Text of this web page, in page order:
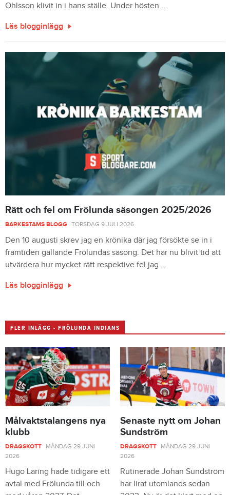
Ohlsson klivit in i hans ställe. Under hösten ...
Läs blogginlägg
Rätt och fel om Frölunda säsongen 2025/2026
BARKESTAMS BLOGG TORSDAG 9 JULI 2026
Den 10 augusti skrev jag en krönika där jag försökte se in i
framtiden gällande Frölundas säsong. Det har nu blivit tid att
utvärdera hur mycket rätt respektive fel jag ...
Läs blogginlägg
FLER INLÄGG - FRÖLUNDA INDIANS
Målvaktstalangens nya
klubb
DRAGSKOTT
MÅNDAG 29 JUNI
2026
Hugo Laring hade tidigare ett
avtal med Frölunda till och
Senaste nytt om Johan
Sundström
DRAGSKOTT
MÅNDAG 29 JUNI
2026
Rutinerade Johan Sundström
har lirat utomlands sedan